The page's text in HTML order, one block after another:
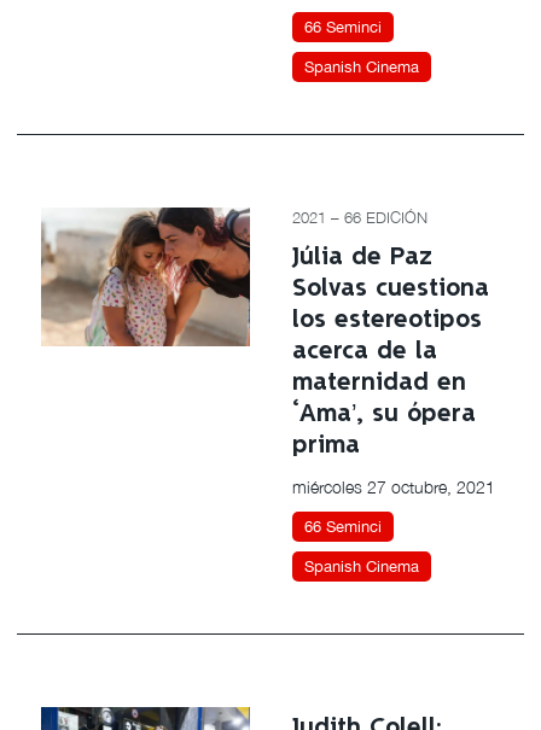
66 Seminci
Spanish Cinema
2021 – 66 EDICIÓN
Júlia de Paz
Solvas cuestiona
los estereotipos
acerca de la
maternidad en
‘Ama’, su ópera
prima
miércoles 27 octubre, 2021
66 Seminci
Spanish Cinema